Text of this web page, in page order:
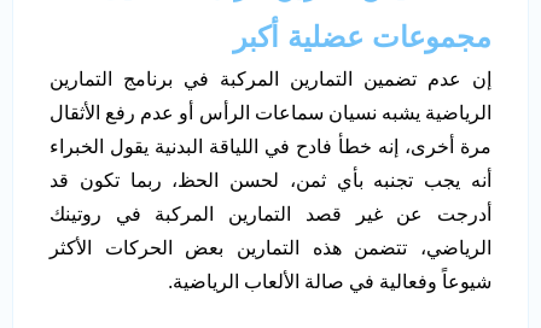
مجموعات عضلية أكبر
إن عدم تضمين التمارين المركبة في برنامج التمارين
الرياضية يشبه نسيان سماعات الرأس أو عدم رفع الأثقال
مرة أخرى، إنه خطأ فادح في اللياقة البدنية يقول الخبراء
أنه يجب تجنبه بأي ثمن، لحسن الحظ، ربما تكون قد
أدرجت عن غير قصد التمارين المركبة في روتينك
الرياضي، تتضمن هذه التمارين بعض الحركات الأكثر
شيوعاً وفعالية في صالة الألعاب الرياضية.